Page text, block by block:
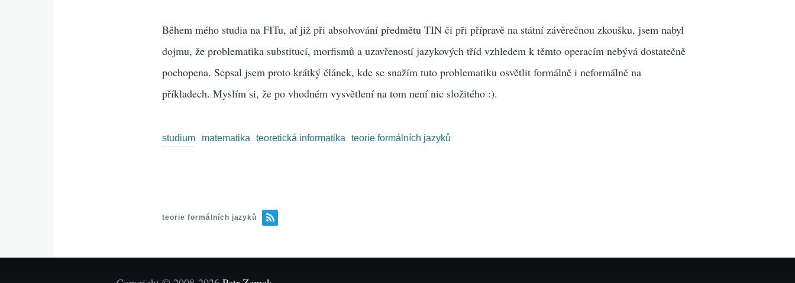
Během mého studia na FITu, ať již při absolvování předmětu TIN či při přípravě na státní závěrečnou zkoušku, jsem nabyl
dojmu, že problematika substitucí, morfismů a uzavřeností jazykových tříd vzhledem k těmto operacím nebývá dostatečně
pochopena. Sepsal jsem proto krátký článek, kde se snažím tuto problematiku osvětlit formálně i neformálně na
příkladech. Myslím si, že po vhodném vysvětlení na tom není nic složitého :).
studium matematika teoretická informatika teorie formálních jazyků
teorie formálních jazyků